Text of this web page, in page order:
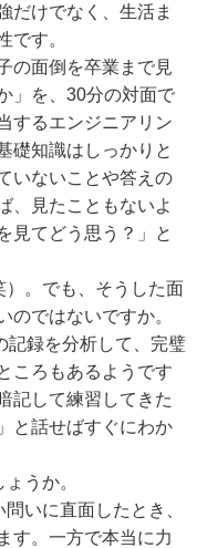
だけでなく、生活ま
です。
の面倒を卒業まで見
」を、30分の対面で
するエンジニアリン
礎知識はしっかりと
いないことや答えの
、見たこともないよ
見てどう思う？」と
）。でも、そうした面
のではないですか。
記録を分析して、完璧
ころもあるようです
記して練習してきた
と話せばすぐにわか
うか。
いに直面したとき、
す。一方で本当に力